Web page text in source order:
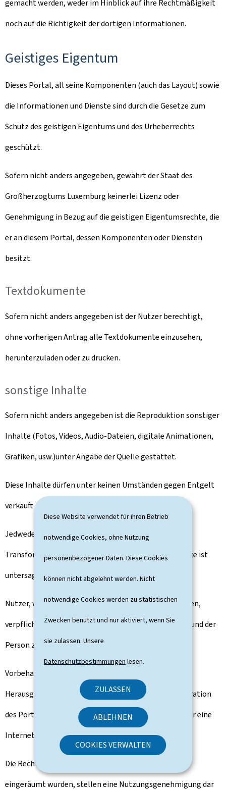
Diese Website verwendet für ihren Betrieb
notwendige Cookies, ohne Nutzung
personenbezogener Daten. Diese Cookies
können nicht abgelehnt werden. Nicht
notwendige Cookies werden zu statistischen
Zwecken benutzt und nur aktiviert, wenn Sie
sie zulassen. Unsere
Datenschutzbestimmungen lesen.
ZULASSEN
ABLEHNEN
COOKIES VERWALTEN
gemacht werden, weder im Hinblick auf ihre Rechtmäßigkeit
noch auf die Richtigkeit der dortigen Informationen.
Geistiges Eigentum
Dieses Portal, all seine Komponenten (auch das Layout) sowie
die Informationen und Dienste sind durch die Gesetze zum
Schutz des geistigen Eigentums und des Urheberrechts
geschützt.
Sofern nicht anders angegeben, gewährt der Staat des
Großherzogtums Luxemburg keinerlei Lizenz oder
Genehmigung in Bezug auf die geistigen Eigentumsrechte, die
er an diesem Portal, dessen Komponenten oder Diensten
besitzt.
Textdokumente
Sofern nicht anders angegeben ist der Nutzer berechtigt,
ohne vorherigen Antrag alle Textdokumente einzusehen,
herunterzuladen oder zu drucken.
sonstige Inhalte
Sofern nicht anders angegeben ist die Reproduktion sonstiger
Inhalte (Fotos, Videos, Audio-Dateien, digitale Animationen,
Grafiken, usw.)unter Angabe der Quelle gestattet.
Diese Inhalte dürfen unter keinen Umständen gegen Entgelt
verkauft oder verliehen werden.
Jedwede vollständige oder partielle Änderung,
Transformation oder Anpassung der genannten Inhalte ist
untersagt.
Nutzer, welche die Inhalte dieses Portals vervielfältigen,
verpflichten sich, dies in Achtung der Menschenwürde und der
Person zu tun.
Vorbehaltlich der ausdrücklichen Genehmigung des
Herausgebers ist die vollständige oder partielle Integration
des Portals gouvernement.lu in ein anderes Portal oder eine
Internetseite untersagt.
Die Rechte, die Ihnen oben implizit oder ausdrücklich
eingeräumt wurden, stellen eine Nutzungsgenehmigung dar